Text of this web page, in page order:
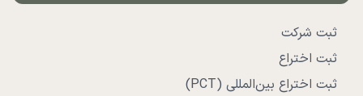
ثبت شرکت
ثبت اختراع
ثبت اختراع بین‌المللی (PCT)